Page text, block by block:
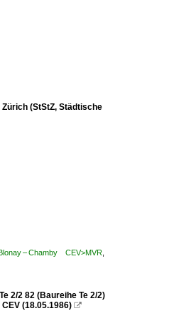
(StStZ, Städtische
– Chamby CEV>MVR
2/2 82 (Baureihe Te 2/2)
(18.05.1986) 